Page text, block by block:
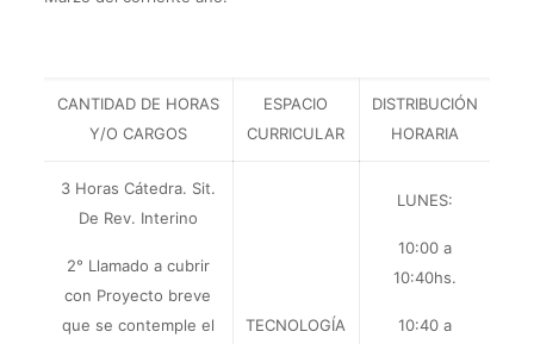
CANTIDAD DE HORAS
Y/O CARGOS
ESPACIO
CURRICULAR
DISTRIBUCIÓN
HORARIA
3 Horas Cátedra. Sit.
De Rev. Interino
2° Llamado a cubrir
con Proyecto breve
que se contemple el
TECNOLOGÍA
LUNES:
10:00 a
10:40hs.
10:40 a